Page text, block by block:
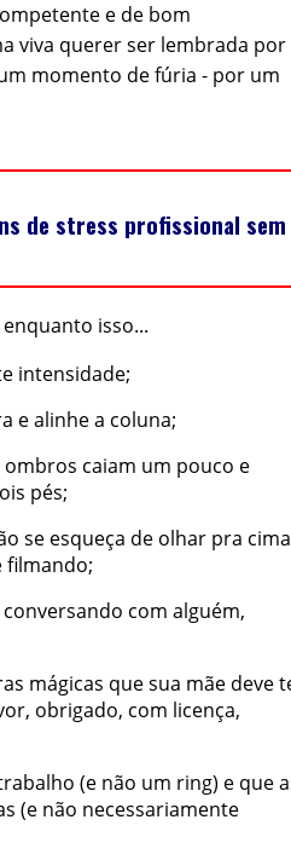
e de bom
viva querer ser lembrada por
momento de fúria - por um
de stress profissional sem
isso...
intensidade;
e alinhe a coluna;
ombros caiam um pouco e
pés;
se esqueça de olhar pra
filmando;
com alguém,
mágicas que sua mãe deve
obrigado, com licença,
(e não um ring) e que
(e não necessariamente